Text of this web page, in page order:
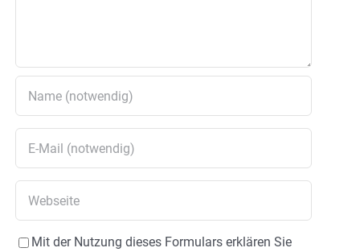
Mit der Nutzung dieses Formulars erklären Sie